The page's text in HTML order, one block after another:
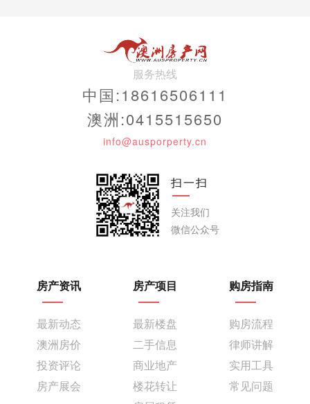
服务热线
中国:18616506111
澳洲:0415515650
info@ausporperty.cn
扫一扫
关注我们
微信公众号
房产资讯
最新动态
澳洲房价
投资评论
房产展会
房产项目
最新楼盘
二手信息
商业地产
楼花转让
购房指南
购房流程
律师讲解
实用工具
常见问题